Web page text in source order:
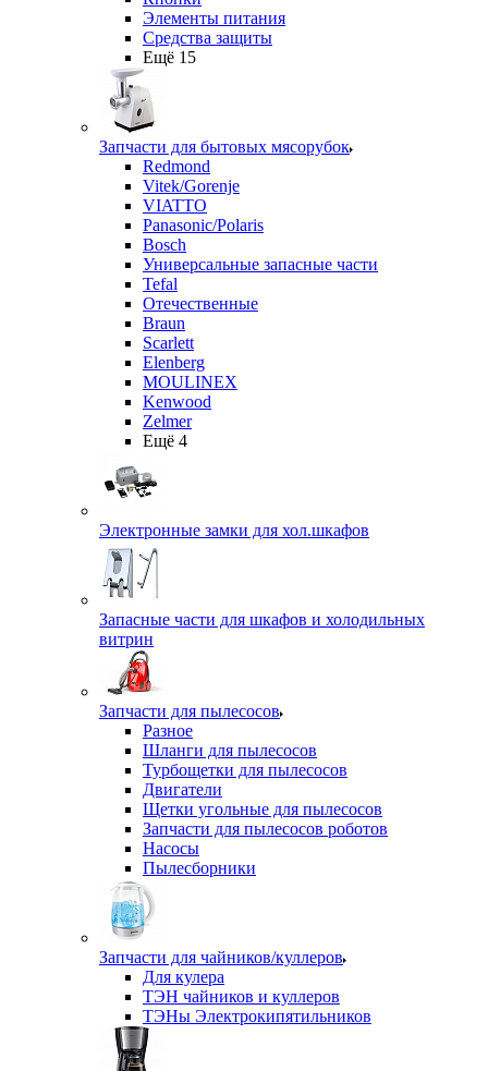
Элементы питания
Средства защиты
Ещё 15
Запчасти для бытовых мясорубок
Redmond
Vitek/Gorenje
VIATTO
Panasonic/Polaris
Bosch
Универсальные запасные части
Tefal
Отечественные
Braun
Scarlett
Elenberg
MOULINEX
Kenwood
Zelmer
Ещё 4
Электронные замки для хол.шкафов
Запасные части для шкафов и холодильных
витрин
Запчасти для пылесосов
Разное
Шланги для пылесосов
Турбощетки для пылесосов
Двигатели
Щетки угольные для пылесосов
Запчасти для пылесосов роботов
Насосы
Пылесборники
Запчасти для чайников/куллеров
Для кулера
ТЭН чайников и куллеров
ТЭНы Электрокипятильников